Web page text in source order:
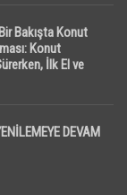
Bakışta Konut
Konut
İlk El ve
DEVAM